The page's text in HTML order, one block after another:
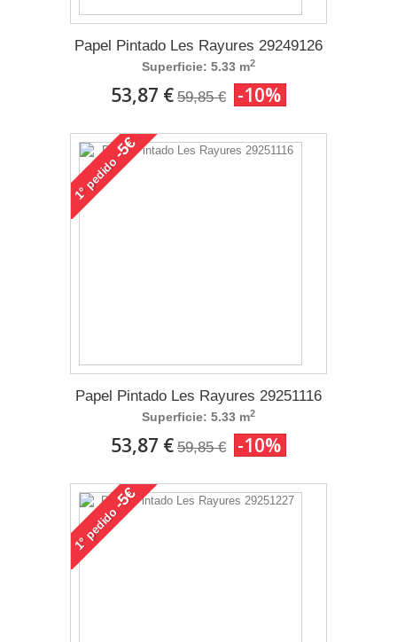
Papel Pintado Les Rayures 29249126
Superficie: 5.33 m2
53,87 € 59,85 € -10%
1°
pedido
-5€
Papel Pintado Les Rayures 29251116
Superficie: 5.33 m2
53,87 € 59,85 € -10%
1°
pedido
-5€